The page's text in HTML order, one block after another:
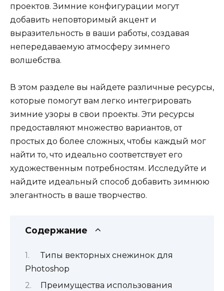
проектов. Зимние конфигурации могут
добавить неповторимый акцент и
выразительность в ваши работы, создавая
непередаваемую атмосферу зимнего
волшебства.
В этом разделе вы найдете различные ресурсы,
которые помогут вам легко интегрировать
зимние узоры в свои проекты. Эти ресурсы
предоставляют множество вариантов, от
простых до более сложных, чтобы каждый мог
найти то, что идеально соответствует его
художественным потребностям. Исследуйте и
найдите идеальный способ добавить зимнюю
элегантность в ваше творчество.
Содержание
Типы векторных снежинок для
Photoshop
Преимущества использования